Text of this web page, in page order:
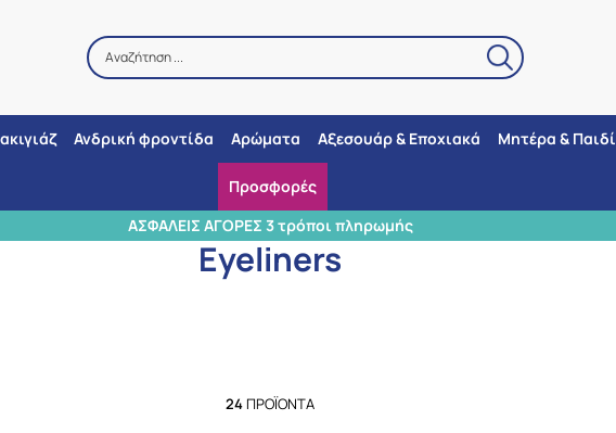
Αναζήτηση ...
Ανδρική φροντίδα Αρώματα Αξεσουάρ & Εποχιακά Μητέρα & Παιδί
Προσφορές
ΑΣΦΑΛΕΙΣ ΑΓΟΡΕΣ 3 τρόποι πληρωμής
Αρχική / Μακιγιάζ / Μάτια / Eyeliners
Eyeliners
24ΠΡΟΪΌΝΤΑ